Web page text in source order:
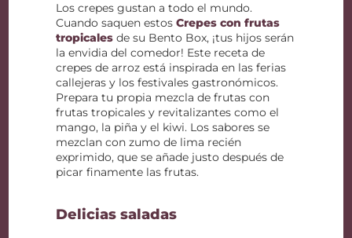
Los crepes gustan a todo el mundo.
Cuando saquen estosCrepes con frutas
tropicales de su Bento Box, ¡tus hijos serán
la envidia del comedor! Este receta de
crepes de arroz está inspirada en las ferias
callejeras y los festivales gastronómicos.
Prepara tu propia mezcla de frutas con
frutas tropicales y revitalizantes como el
mango, la piña y el kiwi. Los sabores se
mezclan con zumo de lima recién
exprimido, que se añade justo después de
picar finamente las frutas.
Delicias saladas